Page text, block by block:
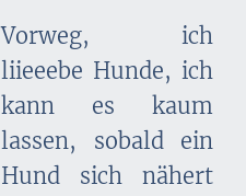
Vorweg, ich
liieeebe Hunde, ich
kann es kaum
lassen, sobald ein
Hund sich nähert